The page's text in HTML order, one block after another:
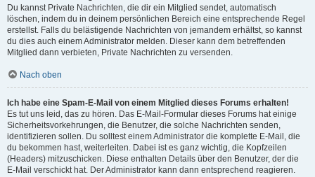
Du kannst Private Nachrichten, die dir ein Mitglied sendet, automatisch
löschen, indem du in deinem persönlichen Bereich eine entsprechende Regel
erstellst. Falls du belästigende Nachrichten von jemandem erhältst, so kannst
du dies auch einem Administrator melden. Dieser kann dem betreffenden
Mitglied dann verbieten, Private Nachrichten zu versenden.
Nach oben
Ich habe eine Spam-E-Mail von einem Mitglied dieses Forums erhalten!
Es tut uns leid, das zu hören. Das E-Mail-Formular dieses Forums hat einige
Sicherheitsvorkehrungen, die Benutzer, die solche Nachrichten senden,
identifizieren sollen. Du solltest einem Administrator die komplette E-Mail, die
du bekommen hast, weiterleiten. Dabei ist es ganz wichtig, die Kopfzeilen
(Headers) mitzuschicken. Diese enthalten Details über den Benutzer, der die
E-Mail verschickt hat. Der Administrator kann dann entsprechend reagieren.